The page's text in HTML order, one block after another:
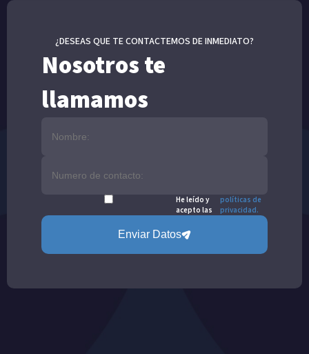
¿DESEAS QUE TE CONTACTEMOS DE INMEDIATO?
Nosotros te
llamamos
He leído y
acepto las
políticas de
privacidad.
Enviar Datos